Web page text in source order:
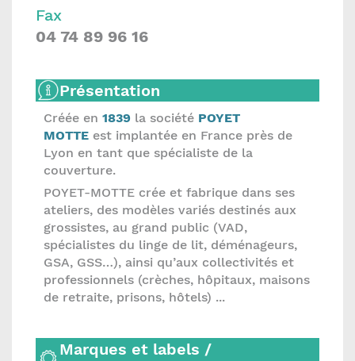
Fax
04 74 89 96 16
Présentation
Créée en 1839 la société POYET
MOTTE est implantée en France près de
Lyon en tant que spécialiste de la
couverture.
POYET-MOTTE crée et fabrique dans ses
ateliers, des modèles variés destinés aux
grossistes, au grand public (VAD,
spécialistes du linge de lit, déménageurs,
GSA, GSS…), ainsi qu’aux collectivités et
professionnels (crèches, hôpitaux, maisons
de retraite, prisons, hôtels) ...
Marques et labels /